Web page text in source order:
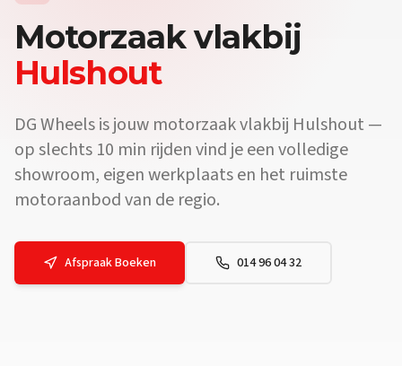
Motorzaakvlakbij
Hulshout
DG Wheels is jouw motorzaak vlakbij Hulshout —
op slechts 10 min rijden vind je een volledige
showroom, eigen werkplaats en het ruimste
motoraanbod van de regio.
Afspraak Boeken 014 96 04 32